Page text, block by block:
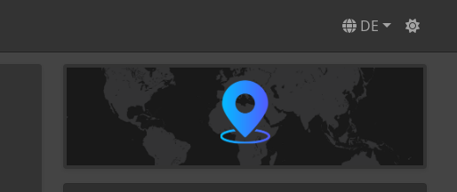
DE